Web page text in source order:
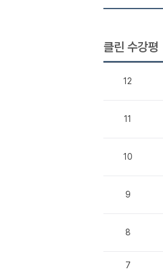
클린 수강평
12
11
10
9
8
7